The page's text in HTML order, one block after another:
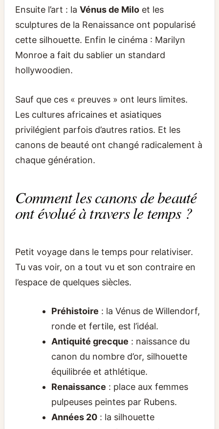
Ensuite l’art : la Vénus de Miloet les
sculptures de la Renaissance ont popularisé
cette silhouette. Enfin le cinéma : Marilyn
Monroe a fait du sablier un standard
hollywoodien.
Sauf que ces « preuves » ont leurs limites.
Les cultures africaines et asiatiques
privilégient parfois d’autres ratios. Et les
canons de beauté ont changé radicalement à
chaque génération.
Comment les canons de beauté
ont évolué à travers le temps ?
Petit voyage dans le temps pour relativiser.
Tu vas voir, on a tout vu et son contraire en
l’espace de quelques siècles.
Préhistoire : la Vénus de Willendorf,
ronde et fertile, est l’idéal.
Antiquité grecque : naissance du
canon du nombre d’or, silhouette
équilibrée et athlétique.
Renaissance : place aux femmes
pulpeuses peintes par Rubens.
Années 20: la silhouette